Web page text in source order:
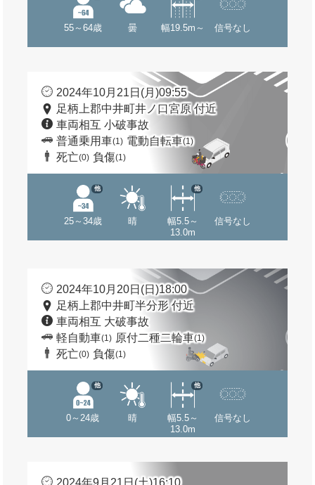
55～64歳 曇 幅19.5m～ 信号なし
2024年10月21日(月)09:55
足柄上郡中井町井ノ口宮原 付近
車両相互 小破事故
普通乗用車(1) 電動自転車(1)
死亡(0) 負傷(1)
25～34歳
他
晴
幅5.5～
13.0m
他
信号なし
2024年10月20日(日)18:00
足柄上郡中井町半分形 付近
車両相互 大破事故
軽自動車(1) 原付二種二輪車(1)
死亡(0) 負傷(1)
0～24歳
他
晴
幅5.5～
13.0m
他
信号なし